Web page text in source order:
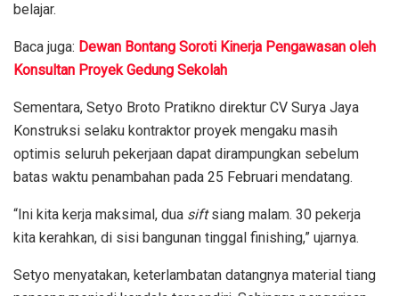
belajar.
Baca juga: Dewan Bontang Soroti Kinerja Pengawasan oleh
Konsultan Proyek Gedung Sekolah
Sementara, Setyo Broto Pratikno direktur CV Surya Jaya
Konstruksi selaku kontraktor proyek mengaku masih
optimis seluruh pekerjaan dapat dirampungkan sebelum
batas waktu penambahan pada 25 Februari mendatang.
“Ini kita kerja maksimal, dua siftsiang malam. 30 pekerja
kita kerahkan, di sisi bangunan tinggal finishing,” ujarnya.
Setyo menyatakan, keterlambatan datangnya material tiang